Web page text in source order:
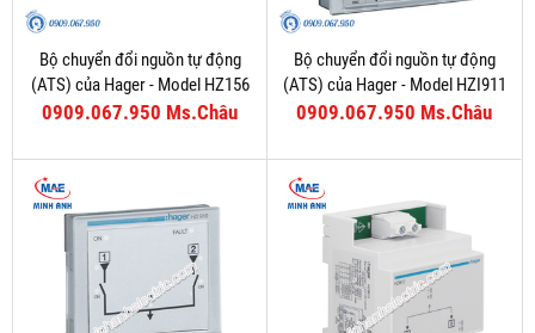
Bộ chuyển đổi nguồn tự động
(ATS) của Hager - Model HZ156
0909.067.950 Ms.Châu
Bộ chuyển đổi nguồn tự động
(ATS) của Hager - Model HZI911
0909.067.950 Ms.Châu